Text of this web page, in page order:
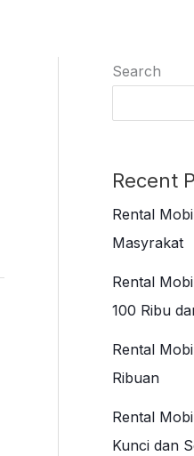
Search
Recent
Rental
Masyrakat
Rental
100 Ribu
Rental
Ribuan
Rental
Kunci dan